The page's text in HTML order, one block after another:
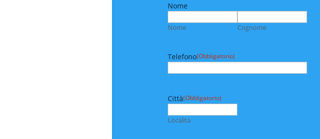
Nome
Nome Cognome
Telefono(Obbligatorio)
Città(Obbligatorio)
Località